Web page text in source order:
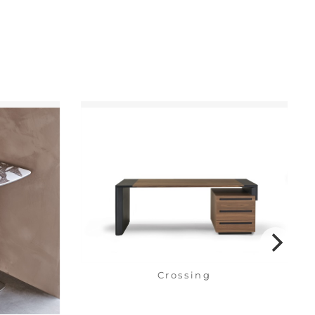
Crossing